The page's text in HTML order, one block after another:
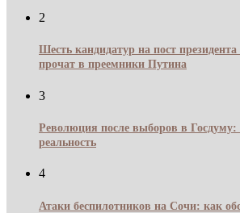
2
Шесть кандидатур на пост президента
прочат в преемники Путина
3
Революция после выборов в Госдуму:
реальность
4
Атаки беспилотников на Сочи: как